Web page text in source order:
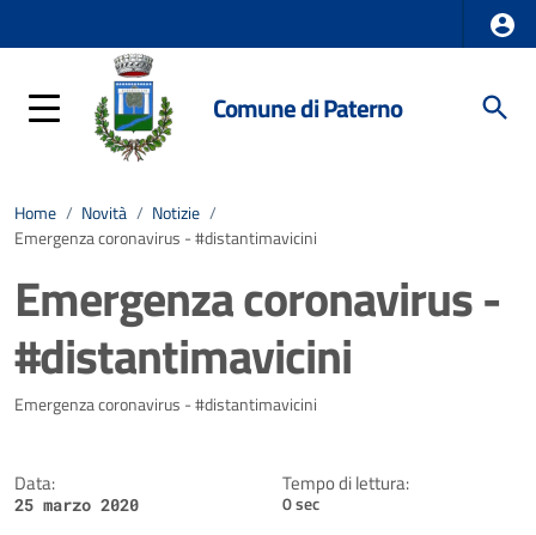
Comune di Paterno
Home / Novità / Notizie /
Emergenza coronavirus - #distantimavicini
Emergenza coronavirus -
#distantimavicini
Dettagli della notizia
Emergenza coronavirus - #distantimavicini
Data:
25 marzo 2020
Tempo di lettura:
0 sec